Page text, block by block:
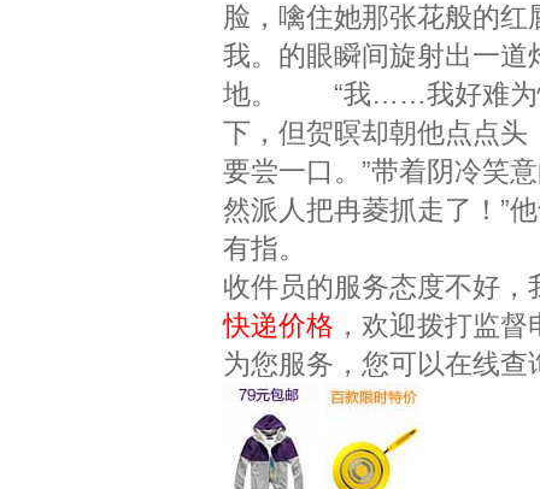
脸，噙住她那张花般的
我。的眼瞬间旋射出一
地。 “我……我好难为情
下，但贺暝却朝他点点头
要尝一口。”带着阴冷笑
然派人把冉菱抓走了！”
有指。
收件员的服务态度不好
快递价格 ，欢迎拨打监
为您服务，您可以在线